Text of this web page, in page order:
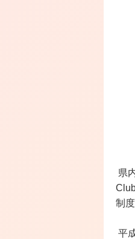
県
制度
平